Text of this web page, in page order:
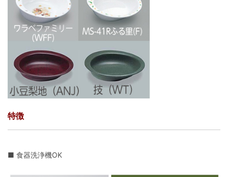
特徴
■ 食器洗浄機OK